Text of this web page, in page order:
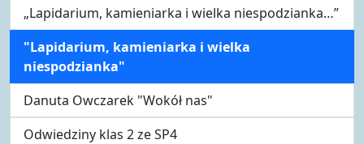
„Lapidarium, kamieniarka i wielka niespodzianka…”
"Lapidarium, kamieniarka i wielka
niespodzianka"
Danuta Owczarek "Wokół nas"
Odwiedziny klas 2 ze SP4